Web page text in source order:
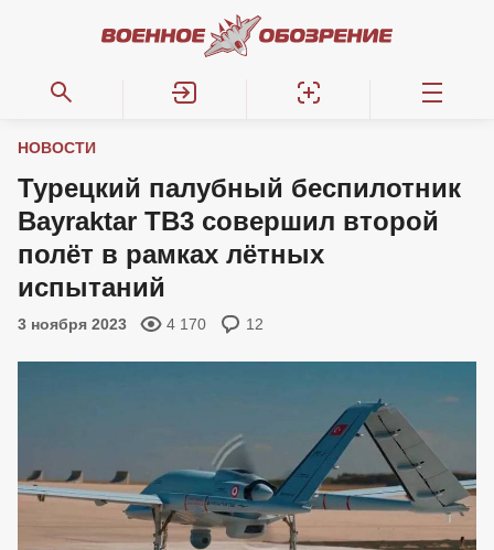
НОВОСТИ
Турецкий палубный беспилотник
Bayraktar TB3 совершил второй
полёт в рамках лётных
испытаний
3 ноября 2023 4 170 12